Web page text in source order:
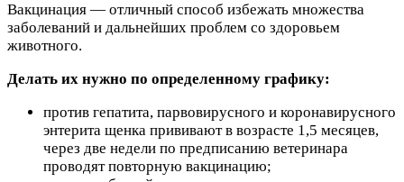
Вакцинация — отличный способ избежать множества
заболеваний и дальнейших проблем со здоровьем
животного.
Делать их нужно по определенному графику:
против гепатита, парвовирусного и коронавирусного
энтерита щенка прививают в возрасте 1,5 месяцев,
через две недели по предписанию ветеринара
проводят повторную вакцинацию;